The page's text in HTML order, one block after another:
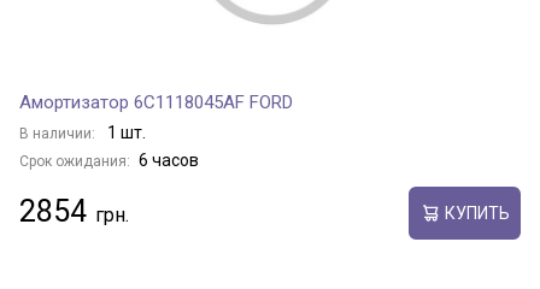
Амортизатор 6C1118045AF FORD
В наличии: 1 шт.
Срок ожидания: 6 часов
2854 КУПИТЬ